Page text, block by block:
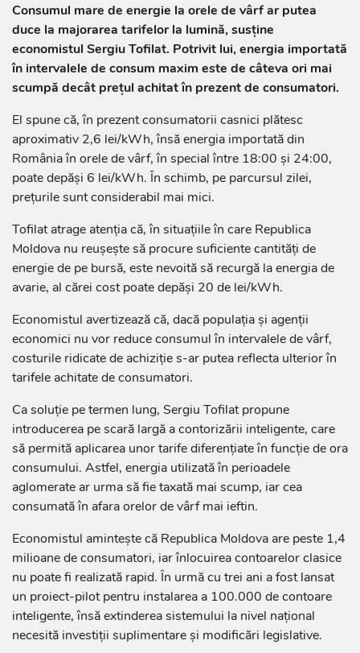
Consumul mare de energie la orele de vârf ar putea
duce la majorarea tarifelor la lumină, susține
economistul Sergiu Tofilat. Potrivit lui, energia importată
în intervalele de consum maxim este de câteva ori mai
scumpă decât prețul achitat în prezent de consumatori.
El spune că, în prezent consumatorii casnici plătesc
aproximativ 2,6 lei/kWh, însă energia importată din
România în orele de vârf, în special între 18:00 și 24:00,
poate depăși 6 lei/kWh. În schimb, pe parcursul zilei,
prețurile sunt considerabil mai mici.
Tofilat atrage atenția că, în situațiile în care Republica
Moldova nu reușește să procure suficiente cantități de
energie de pe bursă, este nevoită să recurgă la energia de
avarie, al cărei cost poate depăși 20 de lei/kWh.
Economistul avertizează că, dacă populația și agenții
economici nu vor reduce consumul în intervalele de vârf,
costurile ridicate de achiziție s-ar putea reflecta ulterior în
tarifele achitate de consumatori.
Ca soluție pe termen lung, Sergiu Tofilat propune
introducerea pe scară largă a contorizării inteligente, care
să permită aplicarea unor tarife diferențiate în funcție de ora
consumului. Astfel, energia utilizată în perioadele
aglomerate ar urma să fie taxată mai scump, iar cea
consumată în afara orelor de vârf mai ieftin.
Economistul amintește că Republica Moldova are peste 1,4
milioane de consumatori, iar înlocuirea contoarelor clasice
nu poate fi realizată rapid. În urmă cu trei ani a fost lansat
un proiect-pilot pentru instalarea a 100.000 de contoare
inteligente, însă extinderea sistemului la nivel național
necesită investiții suplimentare și modificări legislative.